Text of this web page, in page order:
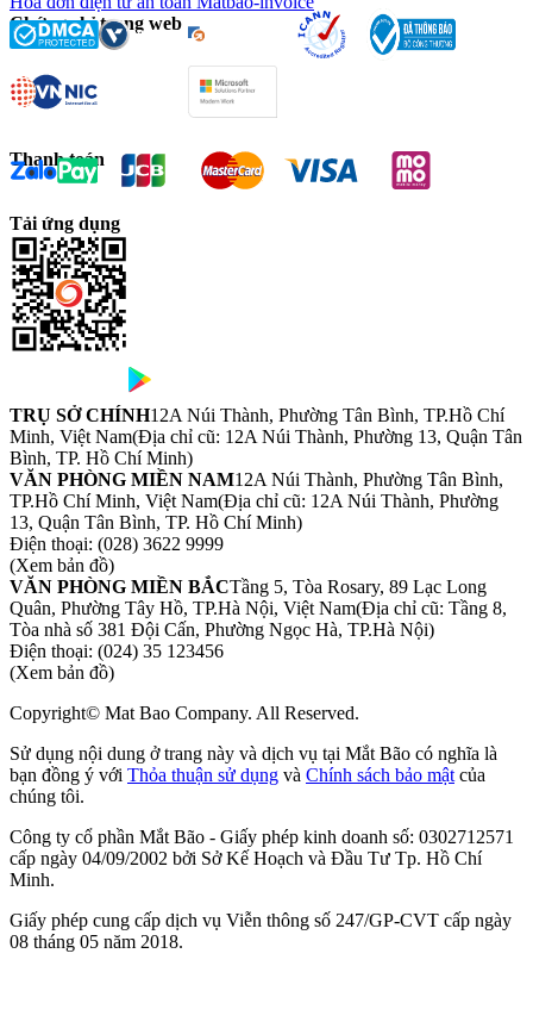
Chứng chỉ trang web
Thanh toán
Tải ứng dụng
TRỤ SỞ CHÍNH12A Núi Thành, Phường Tân Bình, TP.Hồ Chí
Minh, Việt Nam(Địa chỉ cũ: 12A Núi Thành, Phường 13, Quận Tân
Bình, TP. Hồ Chí Minh)
VĂN PHÒNG MIỀN NAM12A Núi Thành, Phường Tân Bình,
TP.Hồ Chí Minh, Việt Nam(Địa chỉ cũ: 12A Núi Thành, Phường
13, Quận Tân Bình, TP. Hồ Chí Minh)
Điện thoại: (028) 3622 9999
(Xem bản đồ)
VĂN PHÒNG MIỀN BẮCTầng 5, Tòa Rosary, 89 Lạc Long
Quân, Phường Tây Hồ, TP.Hà Nội, Việt Nam(Địa chỉ cũ: Tầng 8,
Tòa nhà số 381 Đội Cấn, Phường Ngọc Hà, TP.Hà Nội)
Điện thoại: (024) 35 123456
(Xem bản đồ)
Copyright© Mat Bao Company. All Reserved.
Sử dụng nội dung ở trang này và dịch vụ tại Mắt Bão có nghĩa là
bạn đồng ý với Thỏa thuận sử dụng và Chính sách bảo mật của
chúng tôi.
Công ty cổ phần Mắt Bão - Giấy phép kinh doanh số: 0302712571
cấp ngày 04/09/2002 bởi Sở Kế Hoạch và Đầu Tư Tp. Hồ Chí
Minh.
Giấy phép cung cấp dịch vụ Viễn thông số 247/GP-CVT cấp ngày
08 tháng 05 năm 2018.